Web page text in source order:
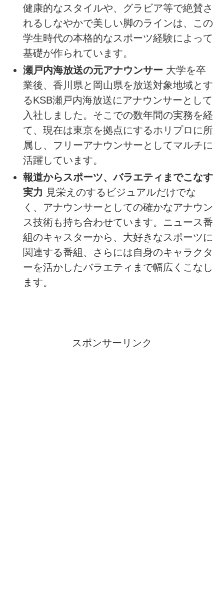
健康的なスタイルや、グラビア等で絶賛さ
れるしなやかで美しい脚のラインは、この
学生時代の本格的なスポーツ経験によって
基礎が作られています。
瀬戸内海放送の元アナウンサー 大学を卒
業後、香川県と岡山県を放送対象地域とす
るKSB瀬戸内海放送にアナウンサーとして
入社しました。そこでの数年間の実務を経
て、現在は東京を拠点にするホリプロに所
属し、フリーアナウンサーとしてマルチに
活躍しています。
報道からスポーツ、バラエティまでこなす
実力 見栄えのするビジュアルだけでな
く、アナウンサーとしての確かなアナウン
ス技術も持ち合わせています。ニュース番
組のキャスターから、大好きなスポーツに
関連する番組、さらには自身のキャラクタ
ーを活かしたバラエティまで幅広くこなし
ます。
スポンサーリンク